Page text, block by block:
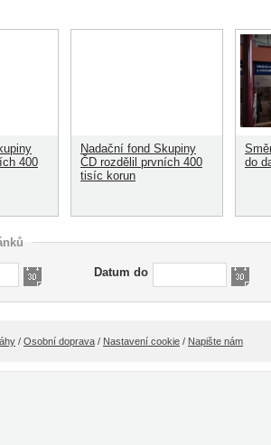
400
Nadační fond Skupiny
ČD rozdělil prvních 400
tisíc korun
do
Datum do
/ Osobní doprava / Nastavení cookie / Napište nám